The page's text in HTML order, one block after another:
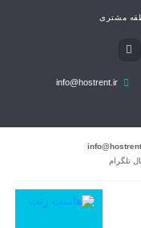
مشتری
info@hostrent.ir
تلگرام